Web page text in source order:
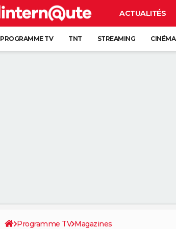
ACTUALITÉS
PROGRAMME TV TNT STREAMING CINÉMA
Programme TV Magazines